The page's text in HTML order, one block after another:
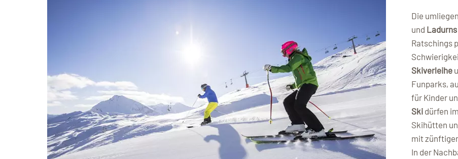
Die
und Ladurns
Ratschings
Skiverleihe
Funparks,
für Kinder
Ski dürfen
Skihütten
mit
In der